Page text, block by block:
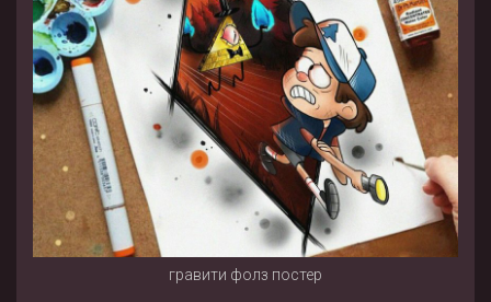
гравити фолз постер